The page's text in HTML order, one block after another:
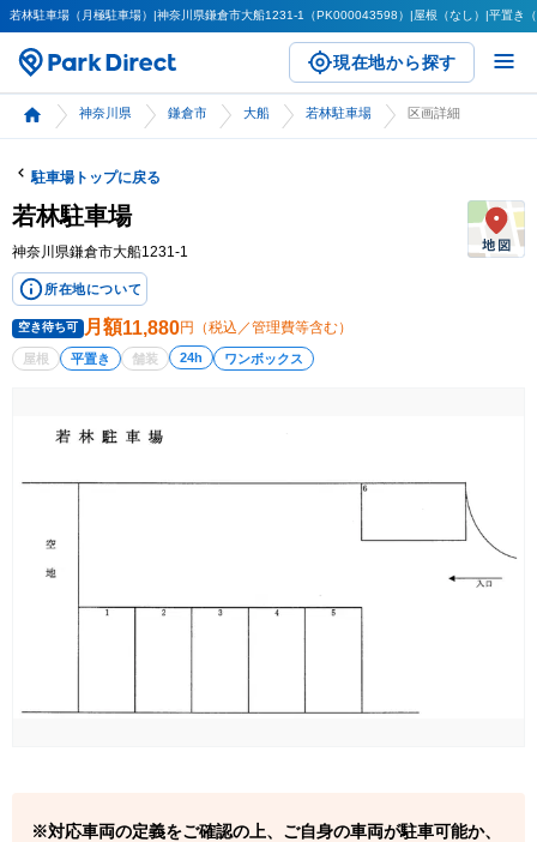
若林駐車場（月極駐車場）|神奈川県鎌倉市大船1231-1（PK000043598）|屋根（なし）|平置き
現在地から探す
神奈川県 鎌倉市 大船 若林駐車場 区画詳細
駐車場トップに戻る
若林駐車場
神奈川県鎌倉市大船1231-1
所在地について
空き待ち可 月額11,880円（税込／管理費等含む）
屋根 平置き 舗装 24h ワンボックス
対応車両の定義をご確認の上、ご自身の車両が駐車可能か、